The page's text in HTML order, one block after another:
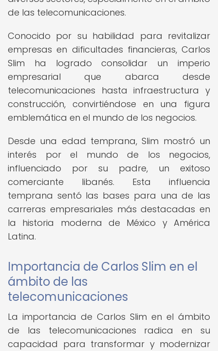
de las telecomunicaciones.
Conocido por su habilidad para revitalizar
empresas en dificultades financieras, Carlos
Slim ha logrado consolidar un imperio
empresarial que abarca desde
telecomunicaciones hasta infraestructura y
construcción, convirtiéndose en una figura
emblemática en el mundo de los negocios.
Desde una edad temprana, Slim mostró un
interés por el mundo de los negocios,
influenciado por su padre, un exitoso
comerciante libanés. Esta influencia
temprana sentó las bases para una de las
carreras empresariales más destacadas en
la historia moderna de México y América
Latina.
Importancia de Carlos Slim en el
ámbito de las
telecomunicaciones
La importancia de Carlos Slim en el ámbito
de las telecomunicaciones radica en su
capacidad para transformar y modernizar